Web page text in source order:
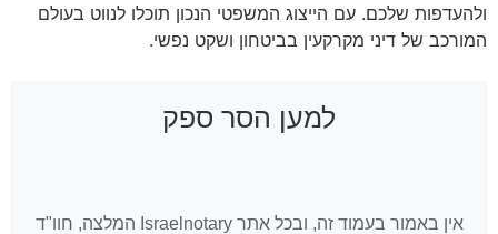
ולהעדפות שלכם. עם הייצוג המשפטי הנכון תוכלו לנווט בעולם
המורכב של דיני מקרקעין בביטחון ושקט נפשי.
למען הסר ספק
אין באמור בעמוד זה, ובכל אתר Israelnotary המלצה, חוו"ד